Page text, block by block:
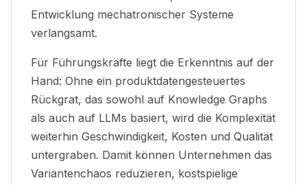
Entwicklung mechatronischer Systeme
verlangsamt.
Für Führungskräfte liegt die Erkenntnis auf der
Hand: Ohne ein produktdatengesteuertes
Rückgrat, das sowohl auf Knowledge Graphs
als auch auf LLMs basiert, wird die Komplexität
weiterhin Geschwindigkeit, Kosten und Qualität
untergraben. Damit können Unternehmen das
Variantenchaos reduzieren, kostspielige